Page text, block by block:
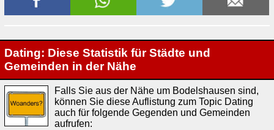
Dating: Diese Statistik für Städte und
Gemeinden in der Nähe
Falls Sie aus der Nähe um Bodelshausen sind,
können Sie diese Auflistung zum Topic Dating
auch für folgende Gegenden und Gemeinden
aufrufen: